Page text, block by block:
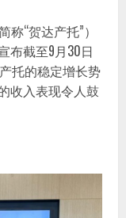
称“贺达产托”）
布截至9月30日
托的稳定增长势
收入表现令人鼓